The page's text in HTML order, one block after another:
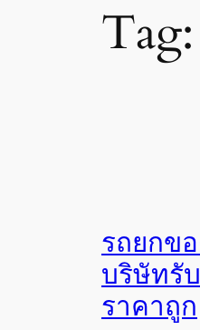
Tag:
รถยกข
บริษัทรั
ราคาถูก